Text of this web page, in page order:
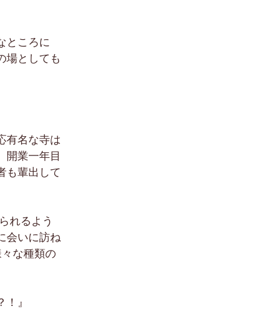
ところに
場としても
有名な寺は
開業一年目
も輩出して
れるよう
会いに訪ね
な種類の
』